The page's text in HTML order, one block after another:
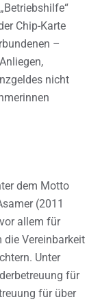
Chip-Karte
–
nicht
dem Motto
(2011
allem für
die Vereinbarkeit
Unter
für
für über